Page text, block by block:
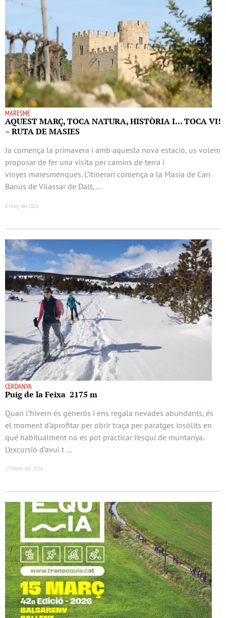
MARESME
AQUEST MARÇ, TOCA NATURA, HISTÒRIA I… TOCA VI!
– RUTA DE MASIES
Ja comença la primavera i amb aquesta nova estació, us volem
proposar de fer una visita per camins de terra i
vinyes maresmenques. L’itinerari comença a la Masia de Can
Banús de Vilassar de Dalt, …
6 març del 2026
CERDANYA
Puig de la Feixa 2175 m
Quan l’hivern és generós i ens regala nevades abundants, és
el moment d’aprofitar per obrir traça per paratges insòlits en
què habitualment no es pot practicar l’esquí de muntanya.
L’excursió d’avui t …
27 febrer del 2026